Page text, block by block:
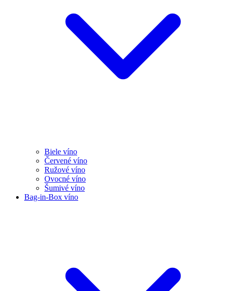
Biele víno
Červené víno
Ružové víno
Ovocné víno
Šumivé víno
Bag-in-Box víno